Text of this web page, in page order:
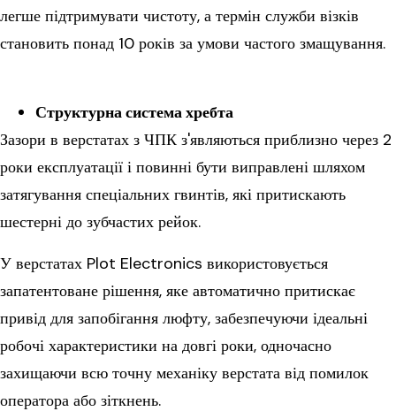
легше підтримувати чистоту, а термін служби візків
становить понад 10 років за умови частого змащування.
Структурна система хребта
Зазори в верстатах з ЧПК з'являються приблизно через 2
роки експлуатації і повинні бути виправлені шляхом
затягування спеціальних гвинтів, які притискають
шестерні до зубчастих рейок.
У верстатах Plot Electronics використовується
запатентоване рішення, яке автоматично притискає
привід для запобігання люфту, забезпечуючи ідеальні
робочі характеристики на довгі роки, одночасно
захищаючи всю точну механіку верстата від помилок
оператора або зіткнень.